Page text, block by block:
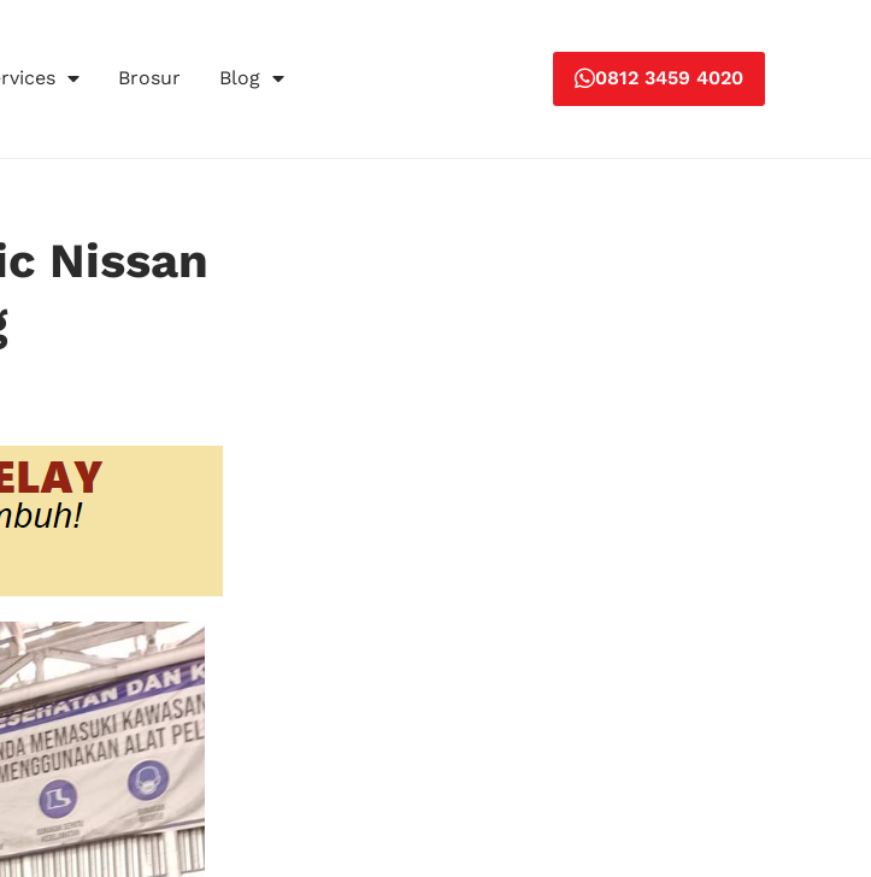
Brosur Blog 0812 3459 4020
Nissan